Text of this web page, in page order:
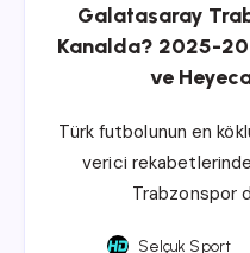
Galatasaray
Kanalda? 2025-
ve
Türk futbolunun en
verici
Trabzonspor
Selçuk Sport